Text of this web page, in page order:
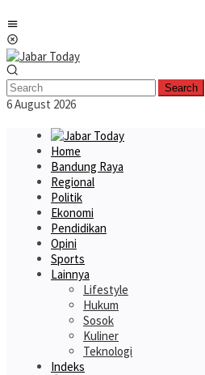
to
content
Search
6 August 2026
Home
Bandung Raya
Regional
Politik
Ekonomi
Pendidikan
Opini
Sports
Lainnya
Lifestyle
Hukum
Sosok
Kuliner
Teknologi
Indeks